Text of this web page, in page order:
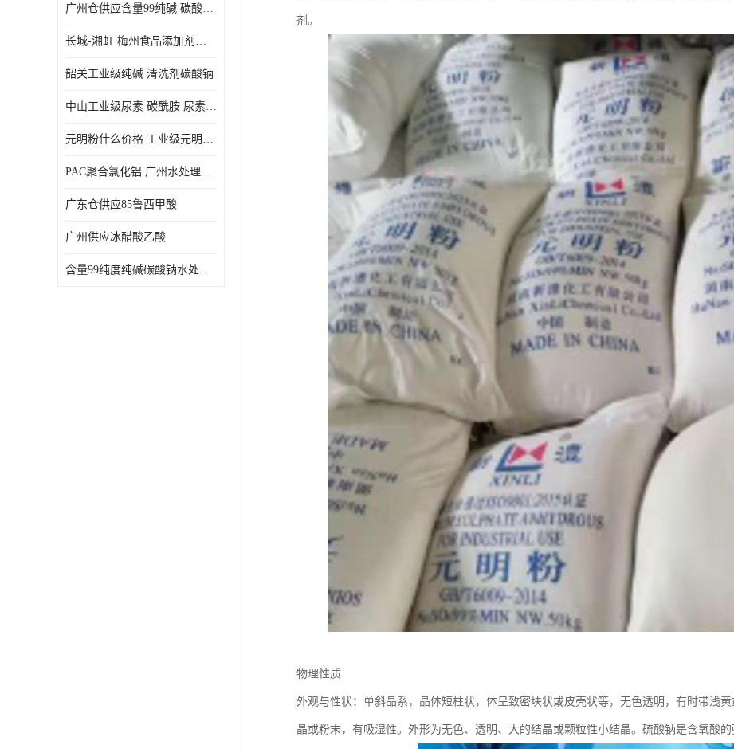
广州仓供应含量99纯碱 碳酸钠 工业级99含量水处理 生活洗涤
长城-湘虹 梅州食品添加剂焦亚硫酸钠 作防腐剂
韶关工业级纯碱 清洗剂碳酸钠
中山工业级尿素 碳酰胺 尿素是一种高浓度氮肥
元明粉什么价格 工业级元明粉 无水硫酸钠 硫酸钠 合成洗涤剂的填充料
PAC聚合氯化铝 广州水处理药剂聚合氯化铝PAC 工业污水废水城镇生活污水的净化处理
广东仓供应85鲁西甲酸
广州供应冰醋酸乙酸
含量99纯度纯碱碳酸钠水处理剂
剂。
物理性质
外观与性状：单斜晶系，晶体短柱状，体呈致密块状或皮壳状等，无色透明，有时带浅
晶或粉末，有吸湿性。外形为无色、透明、大的结晶或颗粒性小结晶。硫酸钠是含氧酸的